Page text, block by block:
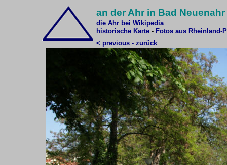
an der Ahr in Bad Neuenahr
die Ahr bei Wikipedia
historische Karte- Fotos aus Rheinland-
< previous - zurück